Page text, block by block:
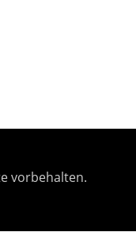
vorbehalten.